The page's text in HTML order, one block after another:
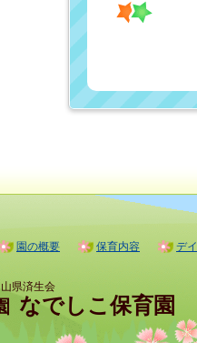
園の概要 保育内容 デ
県済生会
なでしこ保育園